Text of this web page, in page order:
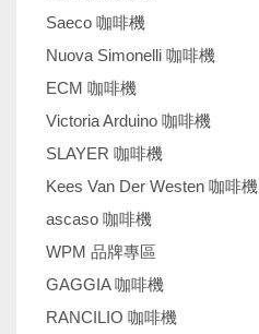
Saeco 咖啡機
Nuova Simonelli 咖啡機
ECM 咖啡機
Victoria Arduino 咖啡機
SLAYER 咖啡機
Kees Van Der Westen 咖啡機
ascaso 咖啡機
WPM 品牌專區
GAGGIA 咖啡機
RANCILIO 咖啡機